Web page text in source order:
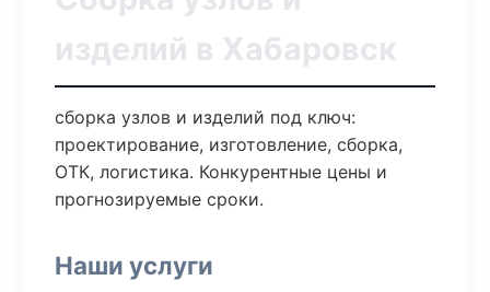
изделий в Хабаровск
сборка узлов и изделий под ключ:
проектирование, изготовление, сборка,
ОТК, логистика. Конкурентные цены и
прогнозируемые сроки.
Наши услуги